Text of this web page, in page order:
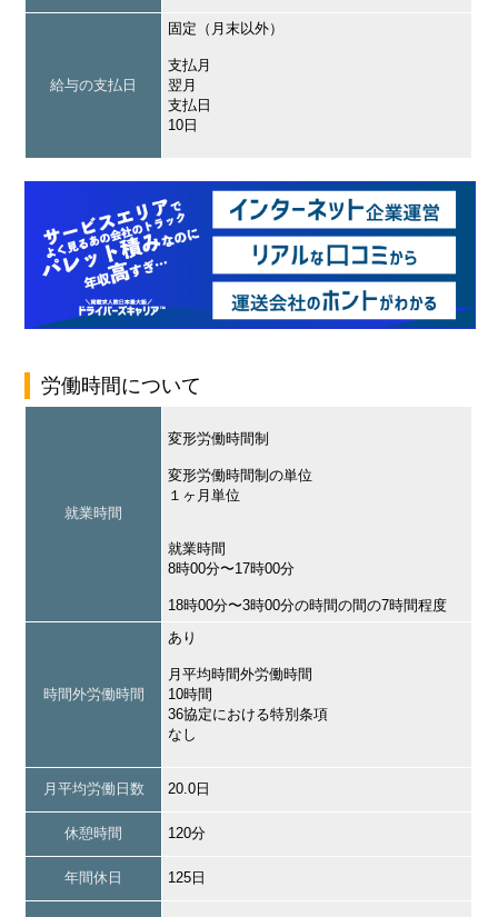
給与の支払日
固定（月末以外）
支払月
翌月
支払日
10日
労働時間について
就業時間
変形労働時間制
変形労働時間制の単位
１ヶ月単位
就業時間
8時00分〜17時00分
18時00分〜3時00分の時間の間の7時間程度
時間外労働時間
あり
月平均時間外労働時間
10時間
36協定における特別条項
なし
月平均労働日数 20.0日
休憩時間 120分
年間休日 125日